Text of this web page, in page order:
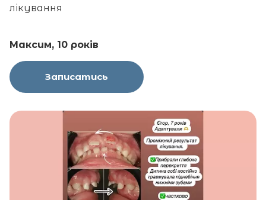
лікування
Максим, 10 років
Записатись